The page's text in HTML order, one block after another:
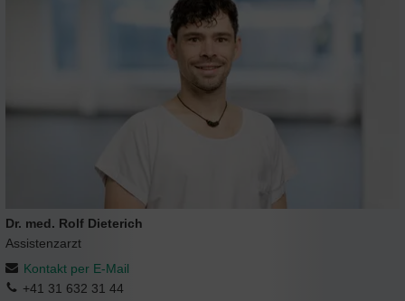
Dr. med. Rolf Dieterich
Assistenzarzt
Kontakt per E-Mail
+41 31 632 31 44